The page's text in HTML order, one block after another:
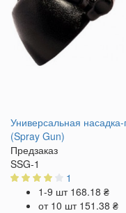
Универсальная
(Spray Gun)
Предзаказ
SSG-1
1
1-9 шт 168.18 ₴
от 10 шт 151.38 ₴